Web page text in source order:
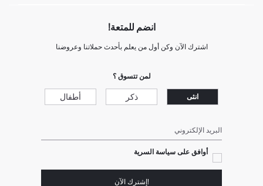
انضم للمتعة!
اشترك الآن وكن أول من يعلم بأحدث حملاتنا وعروضنا
لمن تتسوق ؟
انثى ذكر أطفال
البريد الإلكتروني
أوافق على سياسة السرية
!إشترك الآن